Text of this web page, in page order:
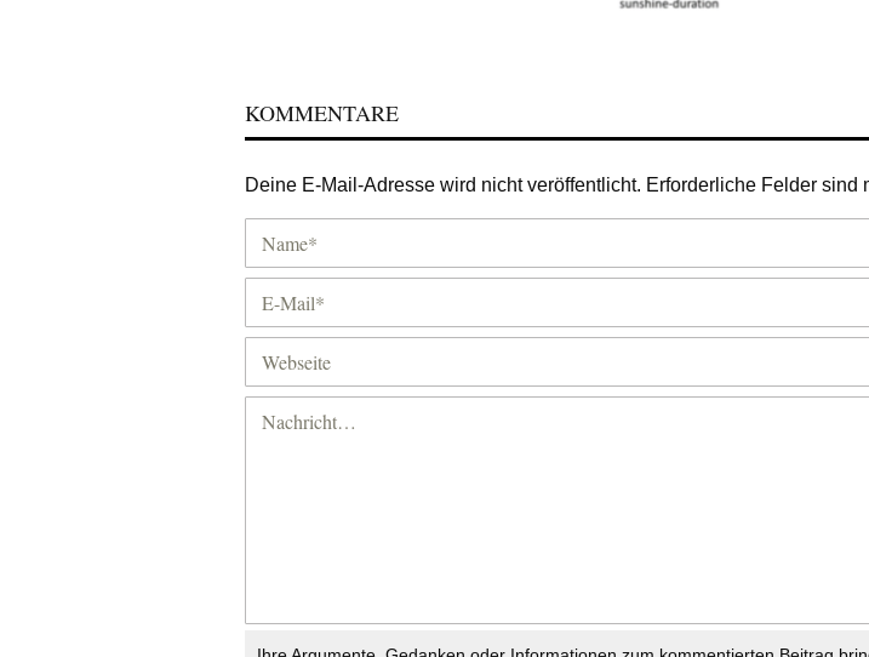
KOMMENTARE
Deine E-Mail-Adresse wird nicht veröffentlicht. Erforderliche Felder sind